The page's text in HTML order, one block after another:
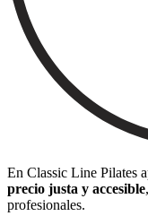
En Classic Line Pilates
precio justa y accesible
profesionales.